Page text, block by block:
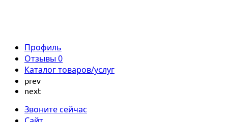
Профиль
Отзывы0
Каталог товаров/услуг
prev
next
Звоните сейчас